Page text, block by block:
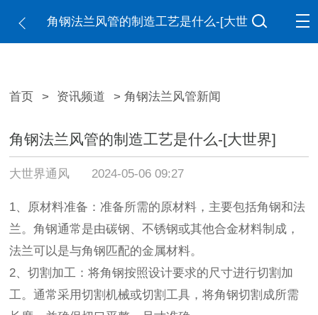
角钢法兰风管的制造工艺是什么-[大世
首页 > 资讯频道 > 角钢法兰风管新闻
角钢法兰风管的制造工艺是什么-[大世界]
大世界通风 2024-05-06 09:27
1、原材料准备：准备所需的原材料，主要包括角钢和法
兰。角钢通常是由碳钢、不锈钢或其他合金材料制成，
法兰可以是与角钢匹配的金属材料。
2、切割加工：将角钢按照设计要求的尺寸进行切割加
工。通常采用切割机械或切割工具，将角钢切割成所需